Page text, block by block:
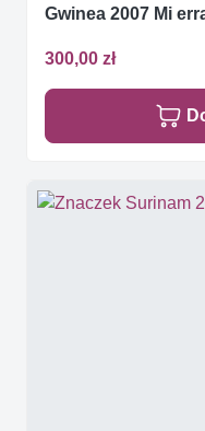
Gwinea 2007 Mi
300,00 zł